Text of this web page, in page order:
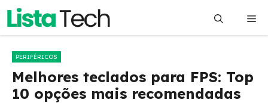
Pular
o
PERIFÉRICOS
Melhores teclados para FPS: Top
10 opções mais recomendadas